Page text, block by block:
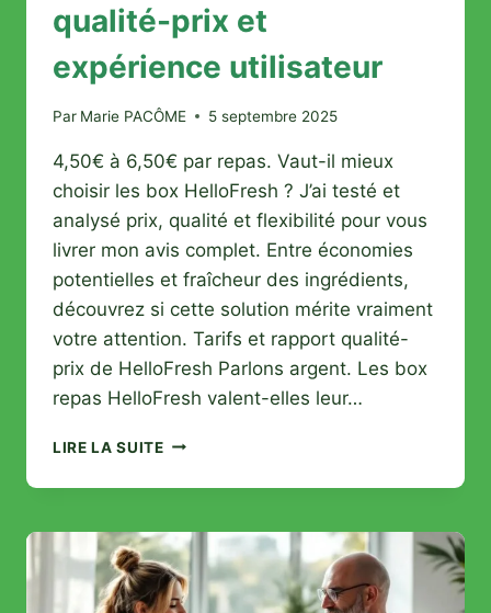
qualité-prix et
expérience utilisateur
Par Marie PACÔME 5 septembre 2025
4,50€ à 6,50€ par repas. Vaut-il mieux
choisir les box HelloFresh ? J’ai testé et
analysé prix, qualité et flexibilité pour vous
livrer mon avis complet. Entre économies
potentielles et fraîcheur des ingrédients,
découvrez si cette solution mérite vraiment
votre attention. Tarifs et rapport qualité-
prix de HelloFresh Parlons argent. Les box
repas HelloFresh valent-elles leur…
LIRE LA SUITENOTRE
COMPLET
HELLOFRESH
:
RAPPORT
QUALITÉ-